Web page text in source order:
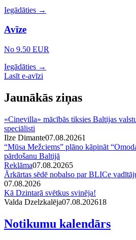
Iegādāties →
Avīze
No 9.50 EUR
Iegādāties →
Lasīt e-avīzi
Jaunākās ziņas
«Cinevilla» mācībās tiksies Baltijas
speciālisti
Ilze Dimante07.08.20261
“Mūsa Mežciems” plāno kāpināt
pārdošanu Baltijā
Reklāma07.08.20265
Ārkārtas sēdē nobalso par BLICe
07.08.2026
Kā Dzintarā svētkus svinēja!
Valda Dzelzkalēja07.08.202618
Notikumu kalendārs